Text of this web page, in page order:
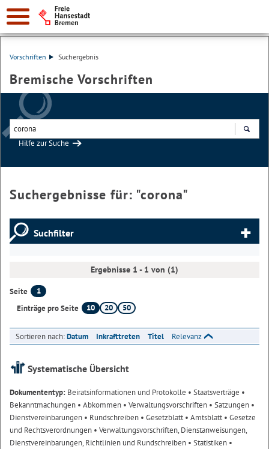
Vorschriften Suchergebnis
Bremische Vorschriften
Hilfe zur Suche
Suchergebnisse für: "corona"
Suchfilter
Ergebnisse 1 - 1 von (1)
Seite
1
Einträge pro Seite
10 20 50
Sortieren nach:Datum Inkrafttreten Titel Relevanz
Systematische Übersicht
Dokumententyp: Beiratsinformationen und Protokolle • Staatsverträge •
Bekanntmachungen • Abkommen • Verwaltungsvorschriften • Satzungen •
Dienstvereinbarungen • Rundschreiben • Gesetzblatt• Amtsblatt• Gesetze
und Rechtsverordnungen • Verwaltungsvorschriften, Dienstanweisungen,
Dienstvereinbarungen, Richtlinien und Rundschreiben • Statistiken •